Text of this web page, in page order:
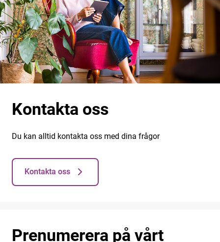
Kontakta oss
Du kan alltid kontakta oss med dina frågor
Kontakta oss
Prenumerera på vårt